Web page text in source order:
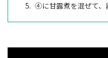
④に甘露煮を混ぜて、